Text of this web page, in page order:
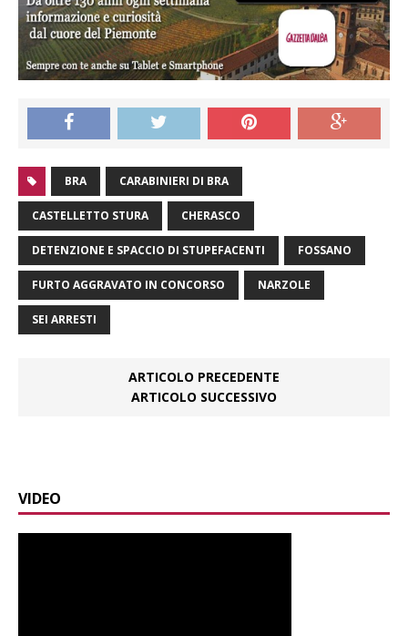
BRA CARABINIERI DI BRA
CASTELLETTO STURA CHERASCO
DETENZIONE E SPACCIO DI STUPEFACENTI FOSSANO
FURTO AGGRAVATO IN CONCORSO NARZOLE
SEI ARRESTI
ARTICOLO PRECEDENTE
ARTICOLO SUCCESSIVO
VIDEO